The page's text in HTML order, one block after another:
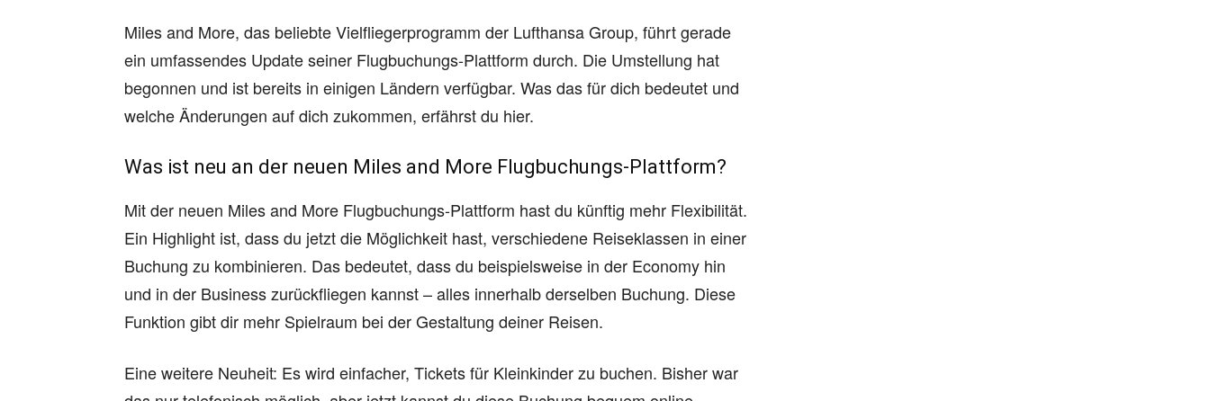
Miles and More, das beliebte Vielfliegerprogramm der Lufthansa Group, führt gerade
ein umfassendes Update seiner Flugbuchungs-Plattform durch. Die Umstellung hat
begonnen und ist bereits in einigen Ländern verfügbar. Was das für dich bedeutet und
welche Änderungen auf dich zukommen, erfährst du hier.
Was ist neu an der neuen Miles and More Flugbuchungs-Plattform?
Mit der neuen Miles and More Flugbuchungs-Plattform hast du künftig mehr Flexibilität.
Ein Highlight ist, dass du jetzt die Möglichkeit hast, verschiedene Reiseklassen in einer
Buchung zu kombinieren. Das bedeutet, dass du beispielsweise in der Economy hin
und in der Business zurückfliegen kannst – alles innerhalb derselben Buchung. Diese
Funktion gibt dir mehr Spielraum bei der Gestaltung deiner Reisen.
Eine weitere Neuheit: Es wird einfacher, Tickets für Kleinkinder zu buchen. Bisher war